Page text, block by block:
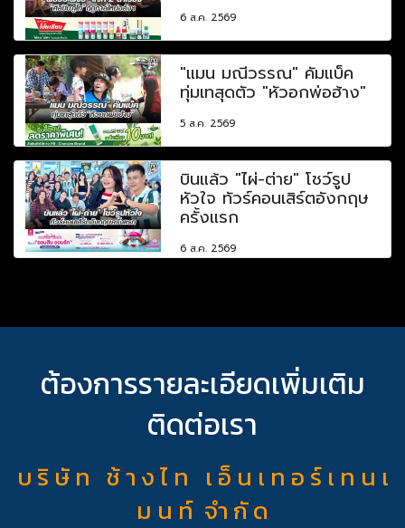
6 ส.ค. 2569
"แมน มณีวรรณ" คัมแบ็ค
ทุ่มเทสุดตัว "หัวอกพ่อฮ้าง"
5 ส.ค. 2569
บินแล้ว "ไผ่-ต่าย" โชว์รูป
หัวใจ ทัวร์คอนเสิร์ตอังกฤษ
ครั้งแรก
6 ส.ค. 2569
ต้องการรายละเอียดเพิ่มเติม
ติดต่อเรา
บ ริ ษั ท ช้ า ง ไ ท เ อ็ น เ ท อ ร์ เ ท น เ
ม น ท์ จำ กั ด